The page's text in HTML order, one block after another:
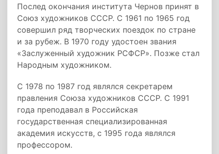
Послед окончания института Чернов принят в
Союз художников СССР. С 1961 по 1965 год
совершил ряд творческих поездок по стране
и за рубеж. В 1970 году удостоен звания
«Заслуженный художник РСФСР». Позже стал
Народным художником.
С 1978 по 1987 год являлся секретарем
правления Союза художников СССР. С 1991
года преподавал в Российская
государственная специализированная
академия искусств, с 1995 года являлся
профессором.